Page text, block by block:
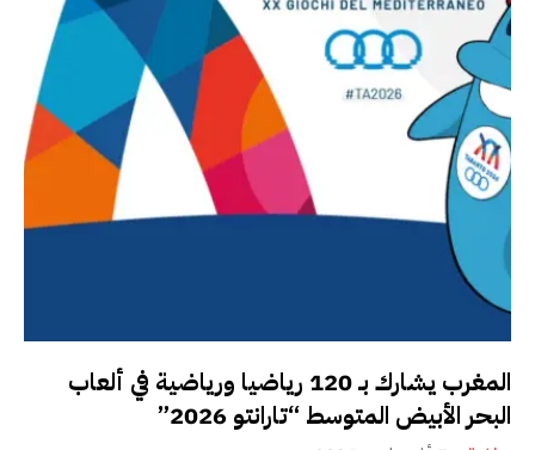
المغرب يشارك بـ 120 رياضيا ورياضية في ألعاب
البحر الأبيض المتوسط “تارانتو 2026”